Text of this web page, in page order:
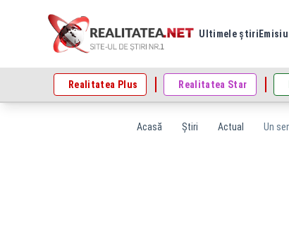
Ultimele știri
Realitatea Plus Realitatea Star
Acasă Știri Actual Un